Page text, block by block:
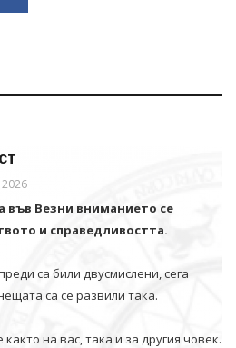
2026
във Везни вниманието се
и справедливостта.
са били двусмислени, сега
са се развили така.
на вас, така и за другия човек.